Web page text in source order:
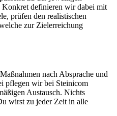
Konkret definieren wir dabei mit
prüfen den realistischen
zur Zielerreichung
nach Absprache und
pflegen wir bei Steinicom
Austausch. Nichts
wirst zu jeder Zeit in alle